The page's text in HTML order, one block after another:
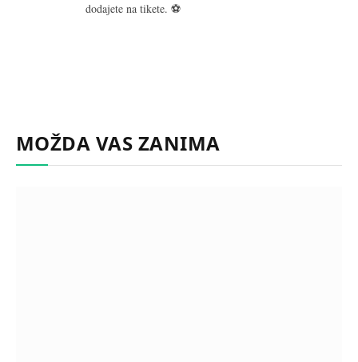
dodajete na tikete. ⚽
MOŽDA VAS ZANIMA